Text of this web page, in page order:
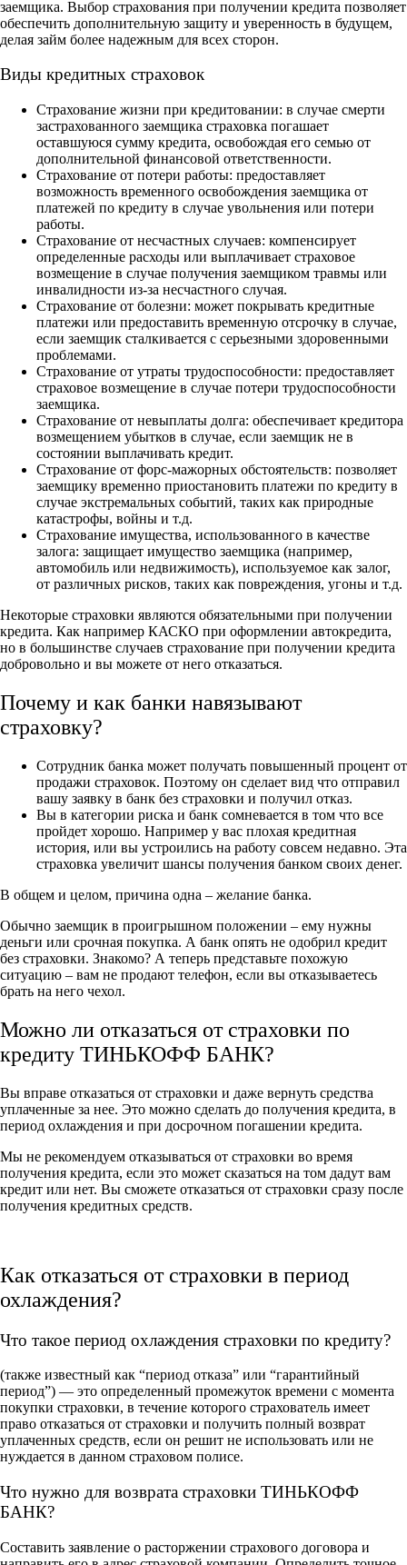
заемщика. Выбор страхования при получении кредита позволяет
обеспечить дополнительную защиту и уверенность в будущем,
делая займ более надежным для всех сторон.
Виды кредитных страховок
Страхование жизни при кредитовании: в случае смерти
застрахованного заемщика страховка погашает
оставшуюся сумму кредита, освобождая его семью от
дополнительной финансовой ответственности.
Страхование от потери работы: предоставляет
возможность временного освобождения заемщика от
платежей по кредиту в случае увольнения или потери
работы.
Страхование от несчастных случаев: компенсирует
определенные расходы или выплачивает страховое
возмещение в случае получения заемщиком травмы или
инвалидности из-за несчастного случая.
Страхование от болезни: может покрывать кредитные
платежи или предоставить временную отсрочку в случае,
если заемщик сталкивается с серьезными здоровенными
проблемами.
Страхование от утраты трудоспособности: предоставляет
страховое возмещение в случае потери трудоспособности
заемщика.
Страхование от невыплаты долга: обеспечивает кредитора
возмещением убытков в случае, если заемщик не в
состоянии выплачивать кредит.
Страхование от форс-мажорных обстоятельств: позволяет
заемщику временно приостановить платежи по кредиту в
случае экстремальных событий, таких как природные
катастрофы, войны и т.д.
Страхование имущества, использованного в качестве
залога: защищает имущество заемщика (например,
автомобиль или недвижимость), используемое как залог,
от различных рисков, таких как повреждения, угоны и т.д.
Некоторые страховки являются обязательными при получении
кредита. Как например КАСКО при оформлении автокредита,
но в большинстве случаев страхование при получении кредита
добровольно и вы можете от него отказаться.
Почему и как банки навязывают
страховку?
Сотрудник банка может получать повышенный процент от
продажи страховок. Поэтому он сделает вид что отправил
вашу заявку в банк без страховки и получил отказ.
Вы в категории риска и банк сомневается в том что все
пройдет хорошо. Например у вас плохая кредитная
история, или вы устроились на работу совсем недавно. Эта
страховка увеличит шансы получения банком своих денег.
В общем и целом, причина одна – желание банка.
Обычно заемщик в проигрышном положении – ему нужны
деньги или срочная покупка. А банк опять не одобрил кредит
без страховки. Знакомо? А теперь представьте похожую
ситуацию – вам не продают телефон, если вы отказываетесь
брать на него чехол.
Можно ли отказаться от страховки по
кредиту ТИНЬКОФФ БАНК?
Вы вправе отказаться от страховки и даже вернуть средства
уплаченные за нее. Это можно сделать до получения кредита, в
период охлаждения и при досрочном погашении кредита.
Мы не рекомендуем отказываться от страховки во время
получения кредита, если это может сказаться на том дадут вам
кредит или нет. Вы сможете отказаться от страховки сразу после
получения кредитных средств.
Как отказаться от страховки в период
охлаждения?
Что такое период охлаждения страховки по кредиту?
(также известный как “период отказа” или “гарантийный
период”) — это определенный промежуток времени с момента
покупки страховки, в течение которого страхователь имеет
право отказаться от страховки и получить полный возврат
уплаченных средств, если он решит не использовать или не
нуждается в данном страховом полисе.
Что нужно для возврата страховки ТИНЬКОФФ
БАНК?
Составить заявление о расторжении страхового договора и